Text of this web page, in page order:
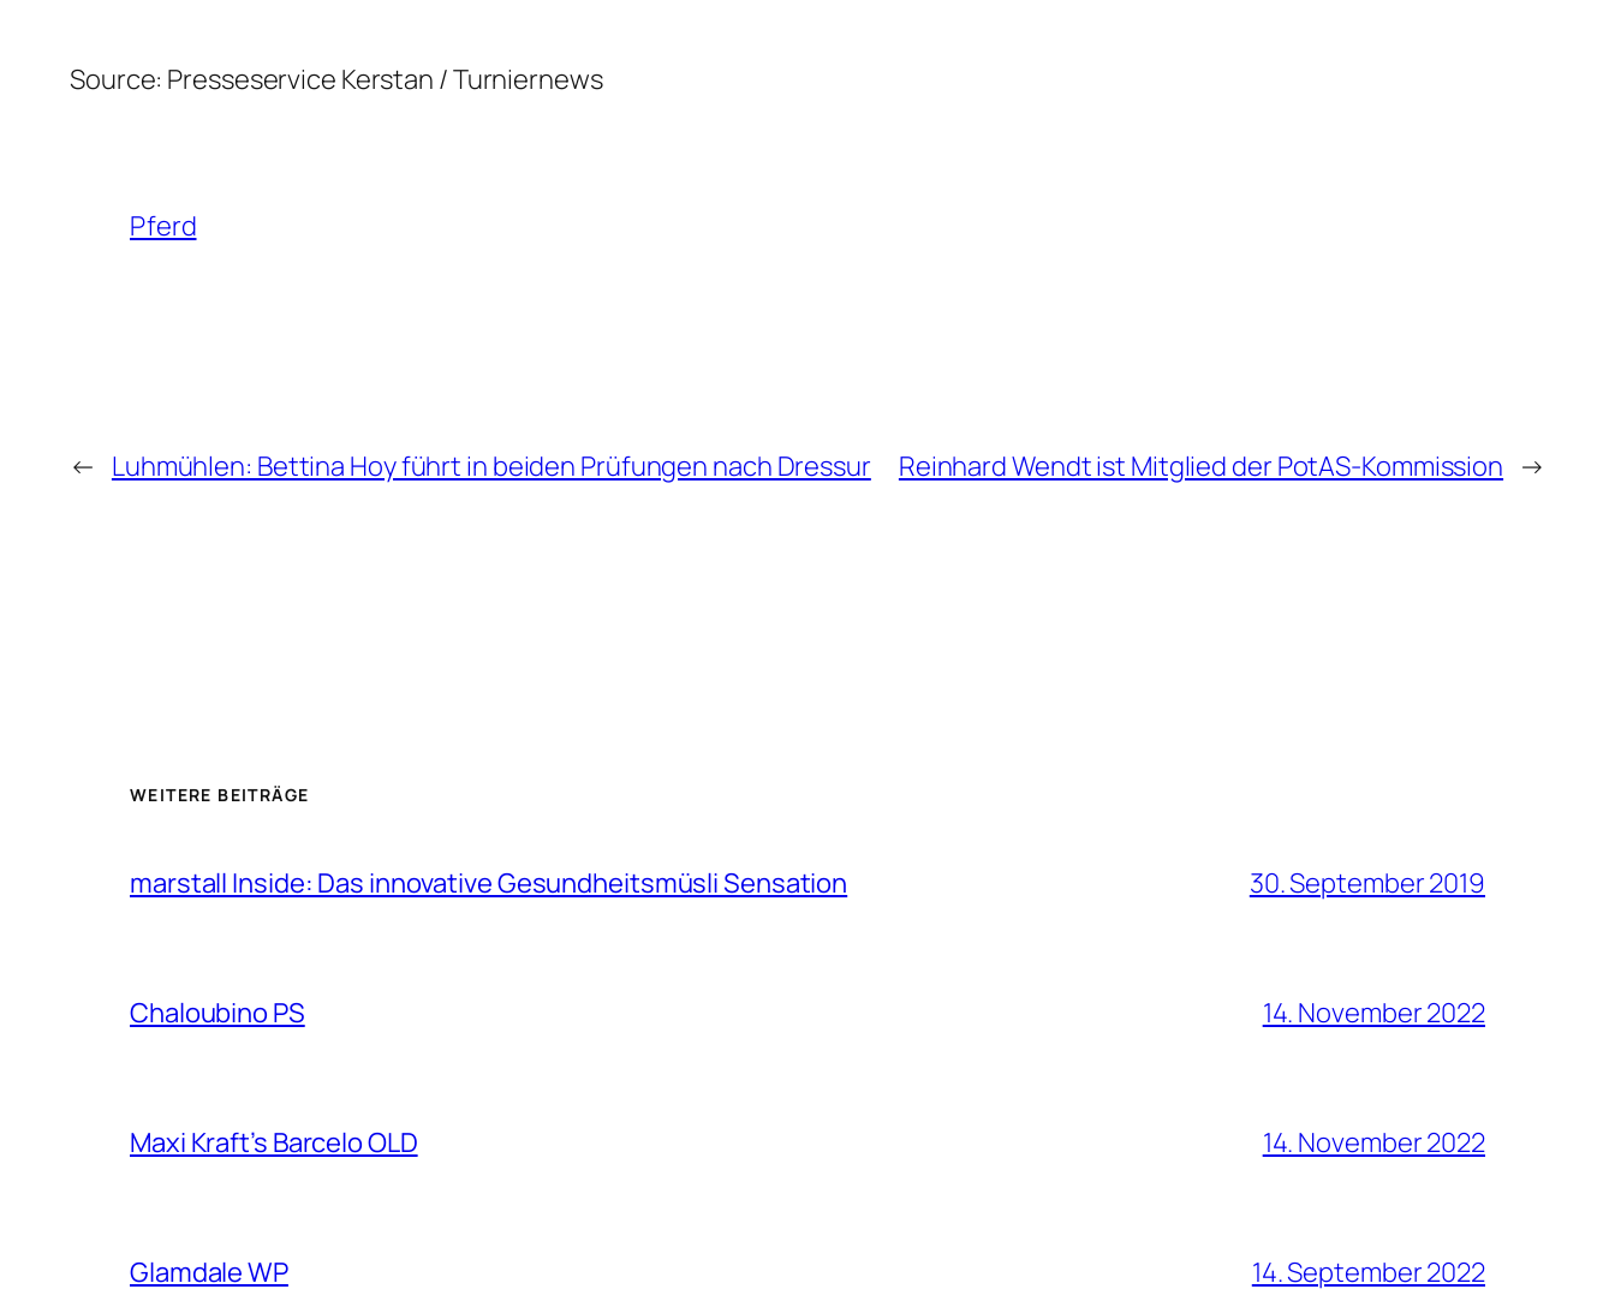
Source: Presseservice Kerstan / Turniernews
Pferd
← Luhmühlen: Bettina Hoy führt in beiden Prüfungen nach Dressur Reinhard Wendt ist Mitglied der PotAS-Kommission →
WEITERE BEITRÄGE
marstall Inside: Das innovative Gesundheitsmüsli Sensation 30. September 2019
Chaloubino PS 14. November 2022
Maxi Kraft’s Barcelo OLD 14. November 2022
Glamdale WP 14. September 2022